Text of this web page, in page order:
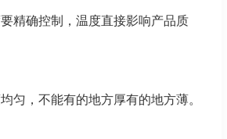
精确控制，温度直接影响产品质
匀，不能有的地方厚有的地方薄。